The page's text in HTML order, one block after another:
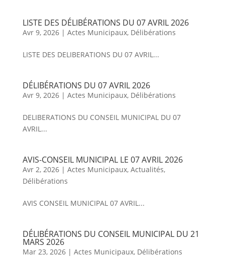
LISTE DES DÉLIBÉRATIONS DU 07 AVRIL 2026
Avr 9, 2026| Actes Municipaux, Délibérations
LISTE DES DELIBERATIONS DU 07 AVRIL...
DÉLIBÉRATIONS DU 07 AVRIL 2026
Avr 9, 2026| Actes Municipaux, Délibérations
DELIBERATIONS DU CONSEIL MUNICIPAL DU 07
AVRIL...
AVIS-CONSEIL MUNICIPAL LE 07 AVRIL 2026
Avr 2, 2026| Actes Municipaux, Actualités,
Délibérations
AVIS CONSEIL MUNICIPAL 07 AVRIL...
DÉLIBÉRATIONS DU CONSEIL MUNICIPAL DU 21
MARS 2026
Mar 23, 2026| Actes Municipaux, Délibérations